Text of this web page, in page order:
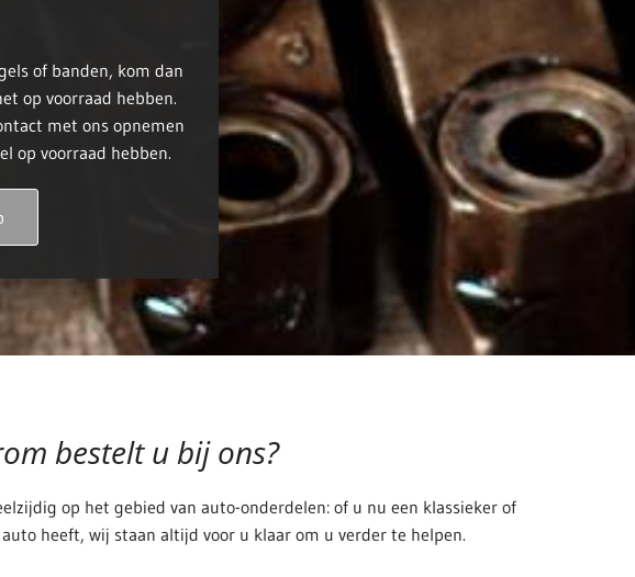
of banden, kom dan
op voorraad hebben.
met ons opnemen
op voorraad hebben.
bestelt u bij ons?
op het gebied van auto-onderdelen: of u nu een klassieker of
heeft, wij staan altijd voor u klaar om u verder te helpen.